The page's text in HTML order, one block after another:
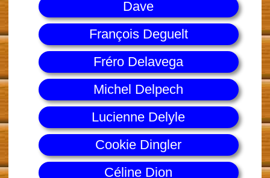
Dave
François Deguelt
Fréro Delavega
Michel Delpech
Lucienne Delyle
Cookie Dingler
Céline Dion